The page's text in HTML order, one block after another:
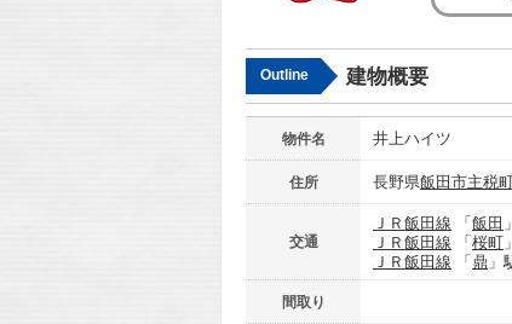
Outline 建物概要
物件名 井上ハイツ
住所 長野県飯田市主税
交通
ＪＲ飯田線 「飯田
ＪＲ飯田線 「桜町
ＪＲ飯田線 「鼎 」
間取り